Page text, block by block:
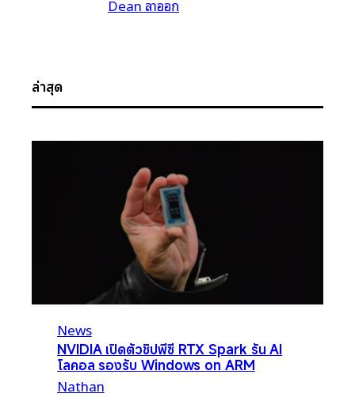
Dean ลาออก
ล่าสุด
News
NVIDIA เปิดตัวชิปพีซี RTX Spark รัน AI
โลคอล รองรับ Windows on ARM
Nathan